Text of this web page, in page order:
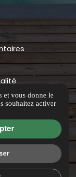
et vous donne le
souhaitez activer